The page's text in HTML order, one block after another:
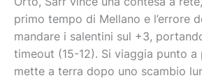
primo tempo di Mellano e l’errore
mandare i salentini sul +3,
timeout (15-12). Si viaggia punto a
mette a terra dopo uno scambio